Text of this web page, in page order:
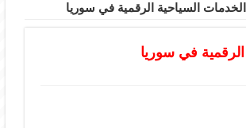
السياحية الرقمية في سوريا
في سوريا